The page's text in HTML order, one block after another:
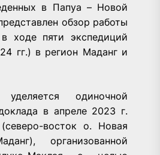
в Папуа – Новой
обзор работы
ходе пяти экспедиций
гг.) в регион Маданг и
одиночной
в апреле 2023 г.
восток о. Новая
организованной